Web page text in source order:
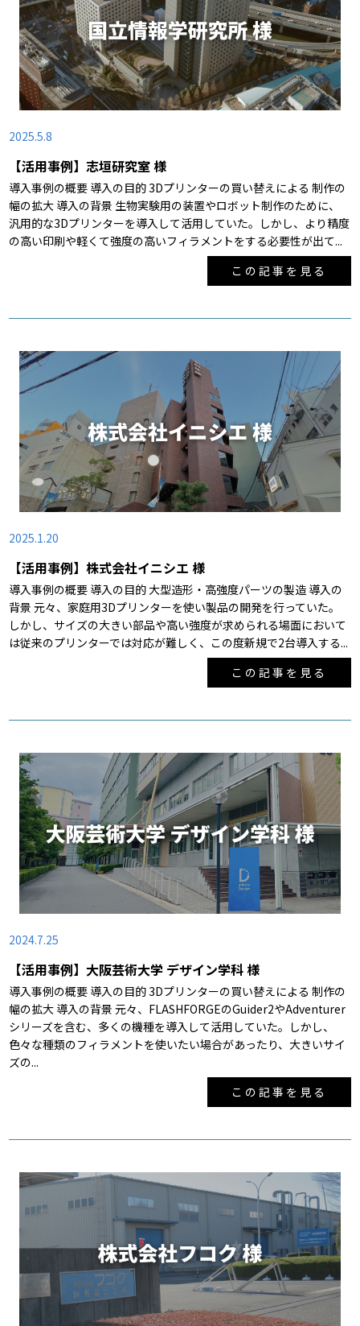
2025.5.8
【活用事例】志垣研究室 様
導入事例の概要 導入の目的 3Dプリンターの買い替えによる 制作の
幅の拡大 導入の背景 生物実験用の装置やロボット制作のために、
汎用的な3Dプリンターを導入して活用していた。しかし、より精度
の高い印刷や軽くて強度の高いフィラメントをする必要性が出て...
この記事を見る
2025.1.20
【活用事例】株式会社イニシエ 様
導入事例の概要 導入の目的 大型造形・高強度パーツの製造 導入の
背景 元々、家庭用3Dプリンターを使い製品の開発を行っていた。
しかし、サイズの大きい部品や高い強度が求められる場面において
は従来のプリンターでは対応が難しく、この度新規で2台導入する...
この記事を見る
2024.7.25
【活用事例】大阪芸術大学 デザイン学科 様
導入事例の概要 導入の目的 3Dプリンターの買い替えによる 制作の
幅の拡大 導入の背景 元々、FLASHFORGEのGuider2やAdventurer
シリーズを含む、多くの機種を導入して活用していた。しかし、
色々な種類のフィラメントを使いたい場合があったり、大きいサイ
ズの...
この記事を見る